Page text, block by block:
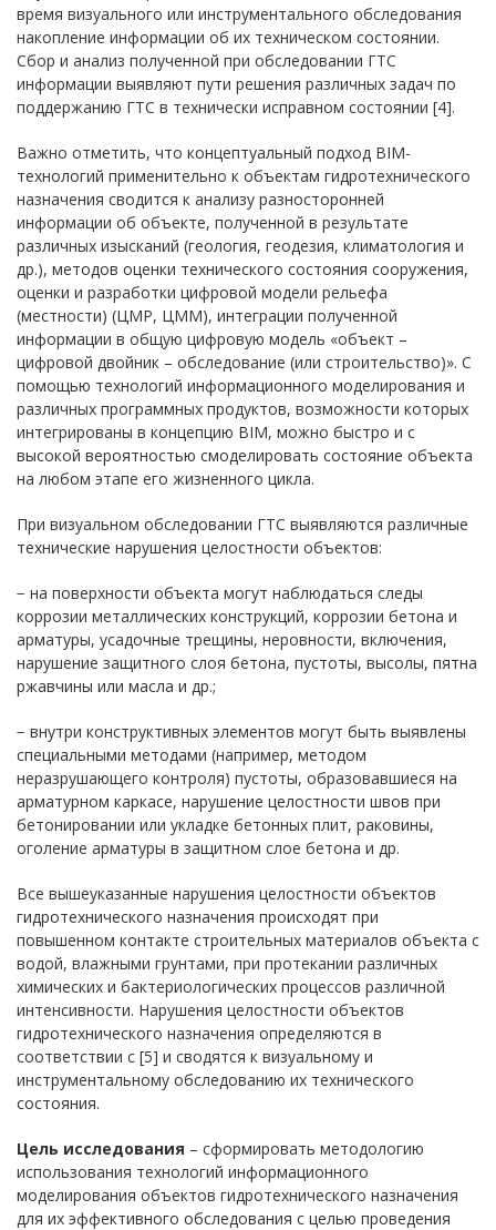
время визуального или инструментального обследования
накопление информации об их техническом состоянии.
Сбор и анализ полученной при обследовании ГТС
информации выявляют пути решения различных задач по
поддержанию ГТС в технически исправном состоянии [4].
Важно отметить, что концептуальный подход BIM-
технологий применительно к объектам гидротехнического
назначения сводится к анализу разносторонней
информации об объекте, полученной в результате
различных изысканий (геология, геодезия, климатология и
др.), методов оценки технического состояния сооружения,
оценки и разработки цифровой модели рельефа
(местности) (ЦМР, ЦММ), интеграции полученной
информации в общую цифровую модель «объект –
цифровой двойник – обследование (или строительство)». С
помощью технологий информационного моделирования и
различных программных продуктов, возможности которых
интегрированы в концепцию BIM, можно быстро и с
высокой вероятностью смоделировать состояние объекта
на любом этапе его жизненного цикла.
При визуальном обследовании ГТС выявляются различные
технические нарушения целостности объектов:
− на поверхности объекта могут наблюдаться следы
коррозии металлических конструкций, коррозии бетона и
арматуры, усадочные трещины, неровности, включения,
нарушение защитного слоя бетона, пустоты, высолы, пятна
ржавчины или масла и др.;
− внутри конструктивных элементов могут быть выявлены
специальными методами (например, методом
неразрушающего контроля) пустоты, образовавшиеся на
арматурном каркасе, нарушение целостности швов при
бетонировании или укладке бетонных плит, раковины,
оголение арматуры в защитном слое бетона и др.
Все вышеуказанные нарушения целостности объектов
гидротехнического назначения происходят при
повышенном контакте строительных материалов объекта с
водой, влажными грунтами, при протекании различных
химических и бактериологических процессов различной
интенсивности. Нарушения целостности объектов
гидротехнического назначения определяются в
соответствии с [5] и сводятся к визуальному и
инструментальному обследованию их технического
состояния.
Цель исследования – сформировать методологию
использования технологий информационного
моделирования объектов гидротехнического назначения
для их эффективного обследования с целью проведения